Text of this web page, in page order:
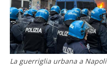
La guerriglia urbana a